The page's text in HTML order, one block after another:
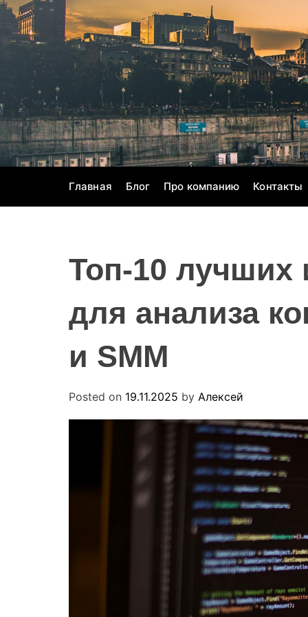
S
o
c
o
n
Главная Блог Про компанию Контакты
Топ-10 лучших
для анализа
и SMM
Posted on 19.11.2025 by Алексей